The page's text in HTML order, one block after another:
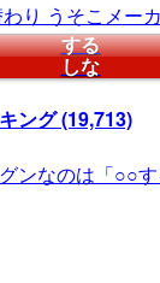
り うそこメー
する
しな
ング(19,713)
ンなのは「○○